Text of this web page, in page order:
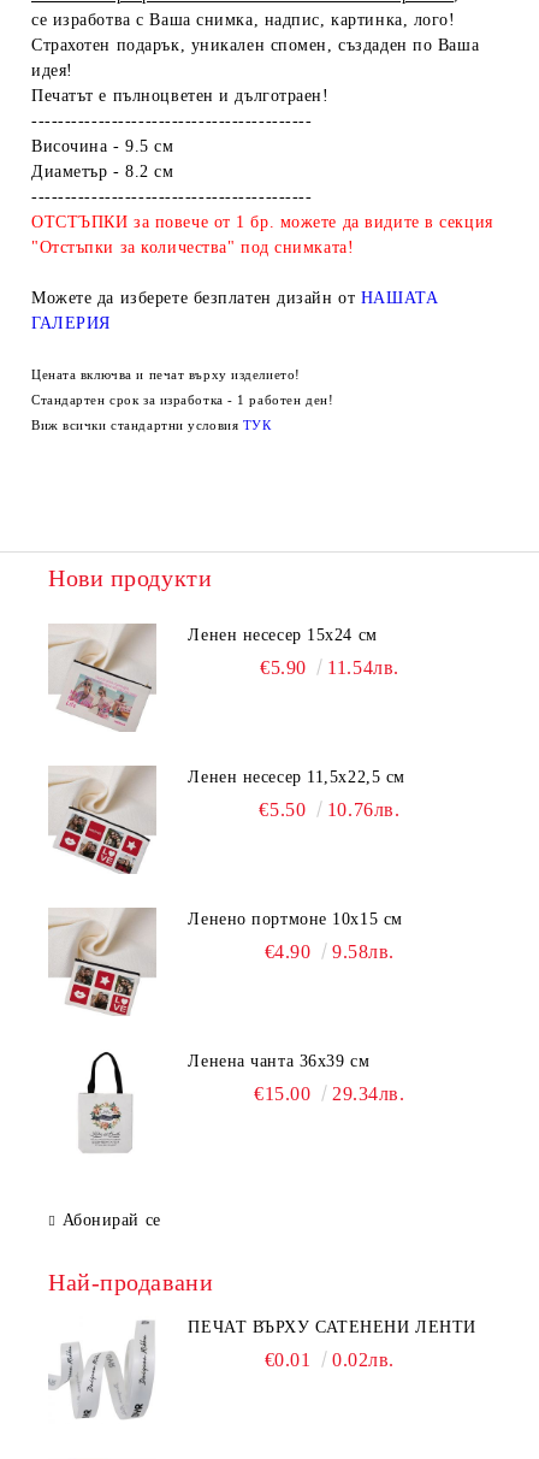
се изработва с Ваша снимка, надпис, картинка, лого!
Страхотен подарък, уникален спомен, създаден по Ваша
идея!
Печатът е пълноцветен и дълготраен!
------------------------------------------
Височина - 9.5 см
Диаметър - 8.2 см
------------------------------------------
ОТСТЪПКИ за повече от 1 бр. можете да видите в секция
"Отстъпки за количества" под снимката!
Можете да изберете безплатен дизайн от НАШАТА
ГАЛЕРИЯ
Цената включва и печат върху изделието!
Стандартен срок за изработка - 1 работен ден!
Виж всички стандартни условия ТУК
Нови продукти
Ленен несесер 15х24 см
€5.90 11.54лв.
Ленен несесер 11,5х22,5 см
€5.50 10.76лв.
Ленено портмоне 10х15 см
€4.90 9.58лв.
Ленена чанта 36х39 см
€15.00 29.34лв.
Абонирай се
Най-продавани
ПЕЧАТ ВЪРХУ САТЕНЕНИ ЛЕНТИ
€0.01 0.02лв.